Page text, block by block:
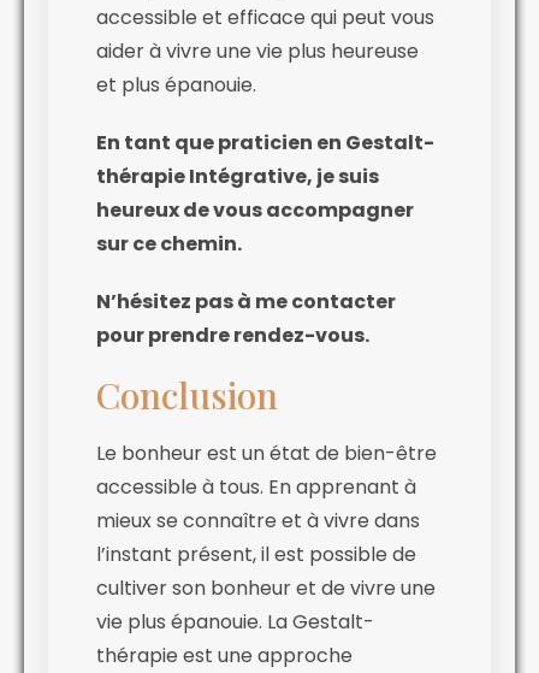
accessible et efficace qui peut vous
aider à vivre une vie plus heureuse
et plus épanouie.
En tant que praticien en Gestalt-
thérapie Intégrative, je suis
heureux de vous accompagner
sur ce chemin.
N’hésitez pas à me contacter
pour prendre rendez-vous.
Conclusion
Le bonheur est un état de bien-être
accessible à tous. En apprenant à
mieux se connaître et à vivre dans
l’instant présent, il est possible de
cultiver son bonheur et de vivre une
vie plus épanouie. La Gestalt-
thérapie est une approche